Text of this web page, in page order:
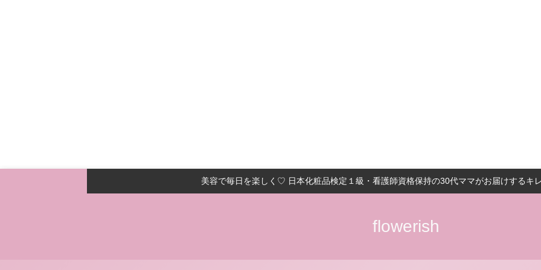
美容で毎日を楽しく♡ 日本化粧品検定１級・看護師資格保持の30代ママがお届けするキ
flowerish